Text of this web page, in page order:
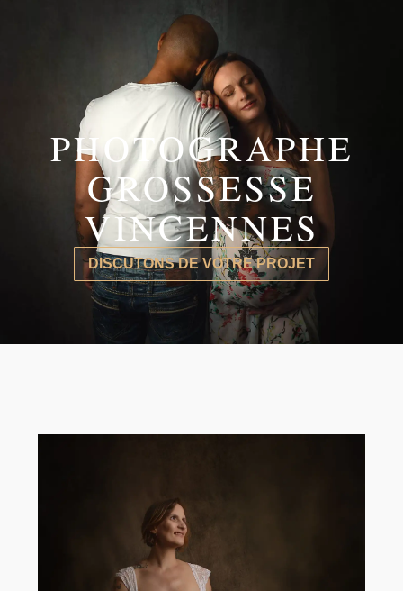
PHOTOGRAPHE
GROSSESSE
VINCENNES
DISCUTONS DE VOTRE PROJET